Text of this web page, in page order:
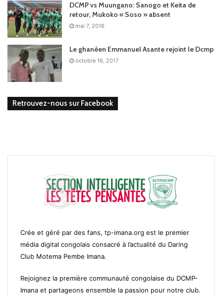
DCMP vs Muungano: Sanogo et Keita de
retour, Mukoko « Soso » absent
mai 7, 2016
Le ghanéen Emmanuel Asante rejoint le Dcmp
octobre 16, 2017
Retrouvez-nous sur Facebook
Crée et géré par des fans, tp-imana.org est le premier
média digital congolais consacré à l’actualité du Daring
Club Motema Pembe Imana.
Rejoignez la première communauté congolaise du DCMP-
Imana et partageons ensemble la passion pour notre club.